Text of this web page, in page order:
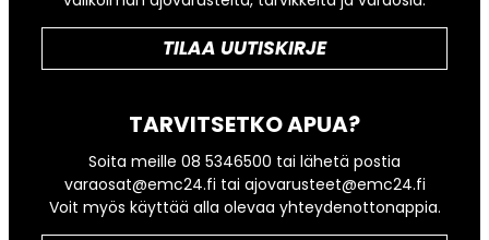
TILAA UUTISKIRJE
TARVITSETKO APUA?
Soita meille 08 5346500 tai lähetä postia
varaosat@emc24.fi tai ajovarusteet@emc24.fi
Voit myös käyttää alla olevaa yhteydenottonappia.